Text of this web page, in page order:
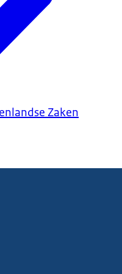
Zaken